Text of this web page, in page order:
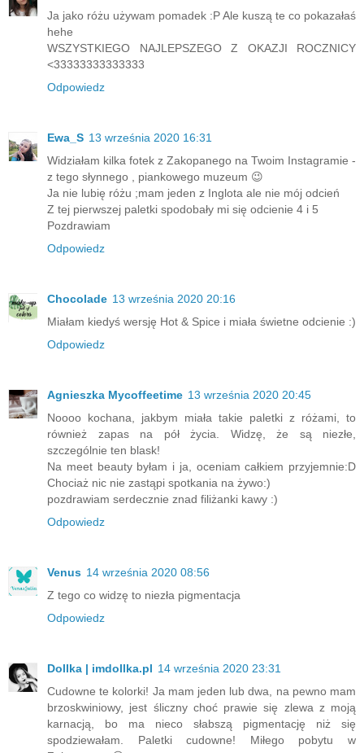
Ja jako różu używam pomadek :P Ale kuszą te co pokazałaś
hehe
WSZYSTKIEGO NAJLEPSZEGO Z OKAZJI ROCZNICY
<33333333333333
Odpowiedz
Ewa_S 13 września 2020 16:31
Widziałam kilka fotek z Zakopanego na Twoim Instagramie -
z tego słynnego , piankowego muzeum 😉
Ja nie lubię różu ;mam jeden z Inglota ale nie mój odcień
Z tej pierwszej paletki spodobały mi się odcienie 4 i 5
Pozdrawiam
Odpowiedz
Chocolade 13 września 2020 20:16
Miałam kiedyś wersję Hot & Spice i miała świetne odcienie :)
Odpowiedz
Agnieszka Mycoffeetime 13 września 2020 20:45
Noooo kochana, jakbym miała takie paletki z różami, to
również zapas na pół życia. Widzę, że są niezłe,
szczególnie ten blask!
Na meet beauty byłam i ja, oceniam całkiem przyjemnie:D
Chociaż nic nie zastąpi spotkania na żywo:)
pozdrawiam serdecznie znad filiżanki kawy :)
Odpowiedz
Venus 14 września 2020 08:56
Z tego co widzę to niezła pigmentacja
Odpowiedz
Dollka | imdollka.pl 14 września 2020 23:31
Cudowne te kolorki! Ja mam jeden lub dwa, na pewno mam
brzoskwiniowy, jest śliczny choć prawie się zlewa z moją
karnacją, bo ma nieco słabszą pigmentację niż się
spodziewałam. Paletki cudowne! Miłego pobytu w